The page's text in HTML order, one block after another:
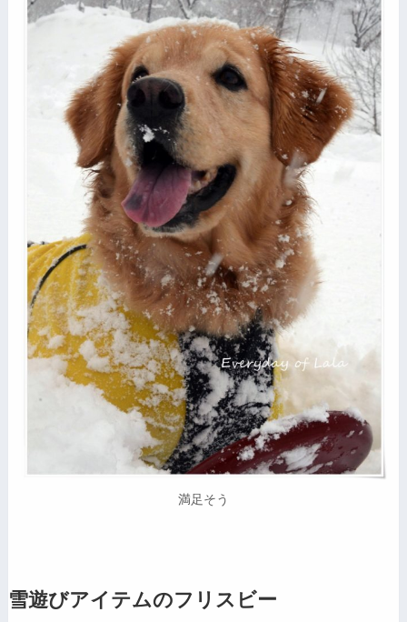
満足そう
雪遊びアイテムのフリスビー